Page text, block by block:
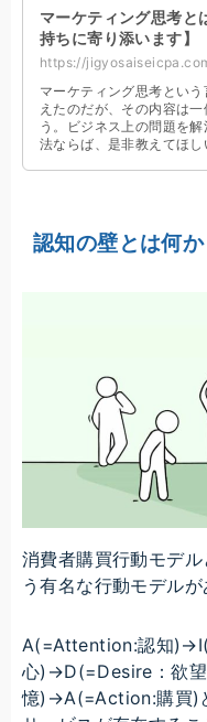
マーケティング思考と
持ちに寄り添います】
https://
マーケティング思考とい
えたのだが、その内容は
う。ビジネス上の問題を
法ならば、是非教えてほ
認知の壁とは何か
消費者購買行動モデ
う有名な行動モデルが
A(=Attention:認知
心)→D(=Desire：欲
憶)→A(=Action:購買)